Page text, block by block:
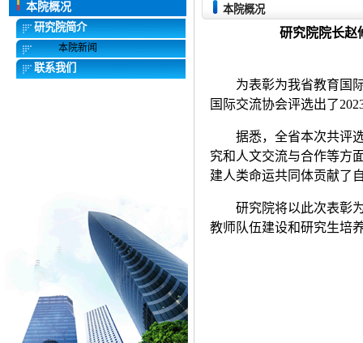
本院概况
研究院简介
本院新闻
联系我们
本院概况
研究院院长赵
为表彰为我省教育国
国际交流协会评选出了
据悉，全省本次共评
究和人文交流与合作等方
建人类命运共同体贡献了
研究院将以此次表彰
教师队伍建设和研究生培